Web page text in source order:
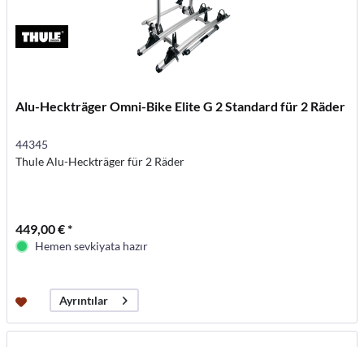
Alu-Heckträger Omni-Bike Elite G 2 Standard für 2 Räder
44345
Thule Alu-Heckträger für 2 Räder
449,00 € *
Hemen sevkiyata hazır
Ayrıntılar